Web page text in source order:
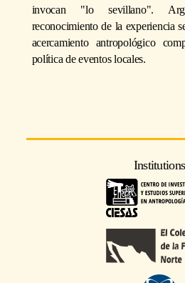
invocan "lo sevillano".
reconocimiento de la experiencia
acercamiento antropológico
política de eventos locales.
Institutions